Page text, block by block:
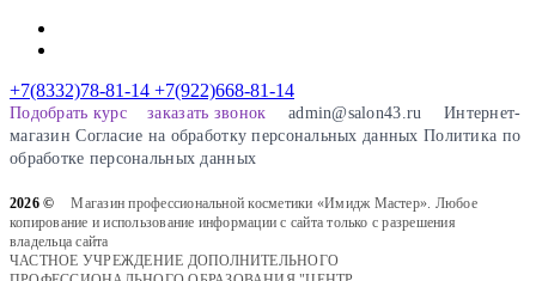
+7(8332)78-81-14 +7(922)668-81-14
Подобрать курс заказать звонок admin@salon43.ru
Интернет-
магазинCогласие на обработку персональных данныхПолитика по
обработке персональных данных
2026 ©
Магазин профессиональной косметики «Имидж Мастер». Любое
копирование и использование информации с сайта только с разрешения
владельца сайта
ЧАСТНОЕ УЧРЕЖДЕНИЕ ДОПОЛНИТЕЛЬНОГО